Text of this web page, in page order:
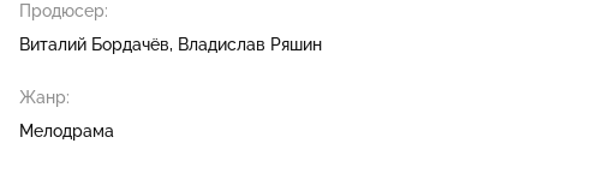
Продюсер:
Виталий Бордачёв
Владислав Ряшин
Жанр:
Мелодрама